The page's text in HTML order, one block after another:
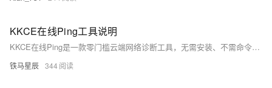
KKCE在线Ping工具说明
KKCE在线Ping是一款零门槛云端网络诊断工具，无需安装、不需命令行，浏览器打开即用。支持多节点ICMP/TCP检测，实时显示延迟、丢包等指标，并集成DNS查询、HTTP测速等功能，兼顾普通用户故障排查与运维人员专业监测需求。（239字）
铁马星辰 344